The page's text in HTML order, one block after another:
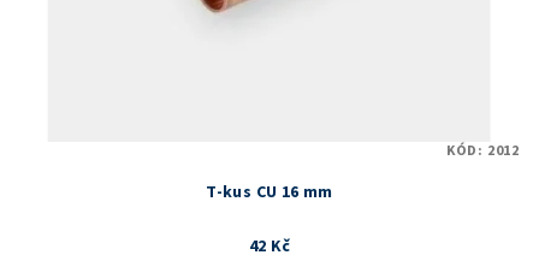
T-kus CU 16 mm
42 Kč
KÓD: 2012